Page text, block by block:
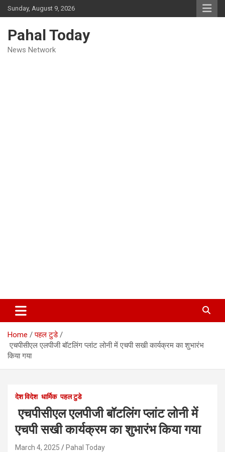
Skip
to
Sunday, August 9, 2026
Pahal Today
News Network
Home
पहल टुडे
एचपीसीएल एलपीजी बॉटलिंग प्लांट लोनी में एचपी सखी कार्यक्रम का शुभारंभ
किया गया
देश विदेश धार्मिक पहल टुडे
एचपीसीएल एलपीजी बॉटलिंग प्लांट लोनी में
एचपी सखी कार्यक्रम का शुभारंभ किया गया
March 4, 2025 Pahal Today